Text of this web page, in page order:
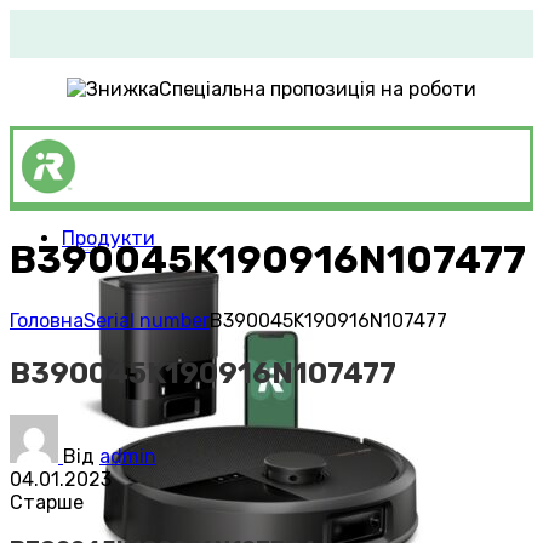
Спеціальна пропозиція на роботи
Продукти
B390045K190916N107477
ГоловнаSerial numberB390045K190916N107477
B390045K190916N107477
Від admin
04.01.2023
Старше